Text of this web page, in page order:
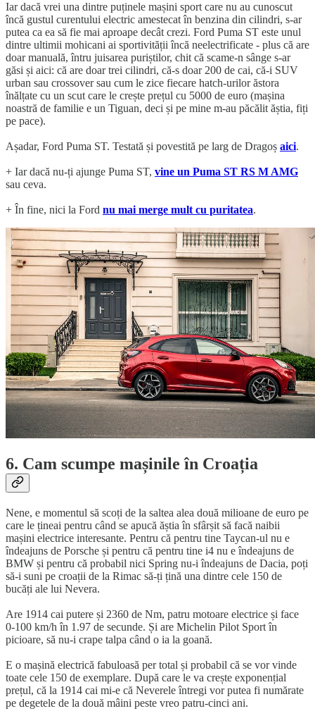
Iar dacă vrei una dintre puținele mașini sport care nu au cunoscut
încă gustul curentului electric amestecat în benzina din cilindri, s-ar
putea ca ea să fie mai aproape decât crezi. Ford Puma ST este unul
dintre ultimii mohicani ai sportivității încă neelectrificate - plus că are
doar manuală, întru juisarea puriștilor, chit că scame-n sânge s-ar
găsi și aici: că are doar trei cilindri, că-s doar 200 de cai, că-i SUV
urban sau crossover sau cum le zice fiecare hatch-urilor ăstora
înălțate cu un scut care le crește prețul cu 5000 de euro (mașina
noastră de familie e un Tiguan, deci și pe mine m-au păcălit ăștia, fiți
pe pace).
Așadar, Ford Puma ST. Testată și povestită pe larg de Dragoș aici.
+ Iar dacă nu-ți ajunge Puma ST, vine un Puma ST RS M AMG
sau ceva.
+ În fine, nici la Ford nu mai merge mult cu puritatea.
6. Cam scumpe mașinile în Croația
Nene, e momentul să scoți de la saltea alea două milioane de euro pe
care le țineai pentru când se apucă ăștia în sfârșit să facă naibii
mașini electrice interesante. Pentru că pentru tine Taycan-ul nu e
îndeajuns de Porsche și pentru că pentru tine i4 nu e îndeajuns de
BMW și pentru că probabil nici Spring nu-i îndeajuns de Dacia, poți
să-i suni pe croații de la Rimac să-ți țină una dintre cele 150 de
bucăți ale lui Nevera.
Are 1914 cai putere și 2360 de Nm, patru motoare electrice și face
0-100 km/h în 1.97 de secunde. Și are Michelin Pilot Sport în
picioare, să nu-i crape talpa când o ia la goană.
E o mașină electrică fabuloasă per total și probabil că se vor vinde
toate cele 150 de exemplare. După care le va crește exponențial
prețul, că la 1914 cai mi-e că Neverele întregi vor putea fi numărate
pe degetele de la două mâini peste vreo patru-cinci ani.